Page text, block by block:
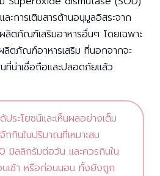
ะการเติมสารต้านอนุมูลอิสระจาก
ตภัณฑ์เสริมอาหารอื่นๆ โดยเฉพาะ
ลิตภัณฑ์อาหารเสริม ที่นอกจากจะ
น่าเชื่อถือและปลอดภัยแล้ว
ระโยชน์และเห็นผลอย่างเต็ม
กินในปริมาณที่เหมาะสม
ลลิกรัมต่อวัน และควรกินใน
เช้า หรือก่อนนอน ทั้งยังถูก